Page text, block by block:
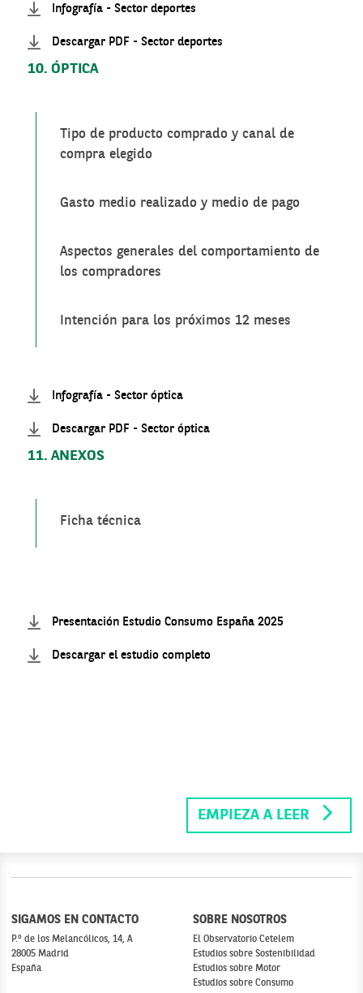
Infografía - Sector deportes
Descargar PDF - Sector deportes
10. ÓPTICA
Tipo de producto comprado y canal de
compra elegido
Gasto medio realizado y medio de pago
Aspectos generales del comportamiento de
los compradores
Intención para los próximos 12 meses
Infografía - Sector óptica
Descargar PDF - Sector óptica
11. ANEXOS
Ficha técnica
Presentación Estudio Consumo España 2025
Descargar el estudio completo
EMPIEZA A LEER
SIGAMOS EN CONTACTO
P.º de los Melancólicos, 14, A
28005 Madrid
España
SOBRE NOSOTROS
El Observatorio Cetelem
Estudios sobre Sostenibilidad
Estudios sobre Motor
Estudios sobre Consumo